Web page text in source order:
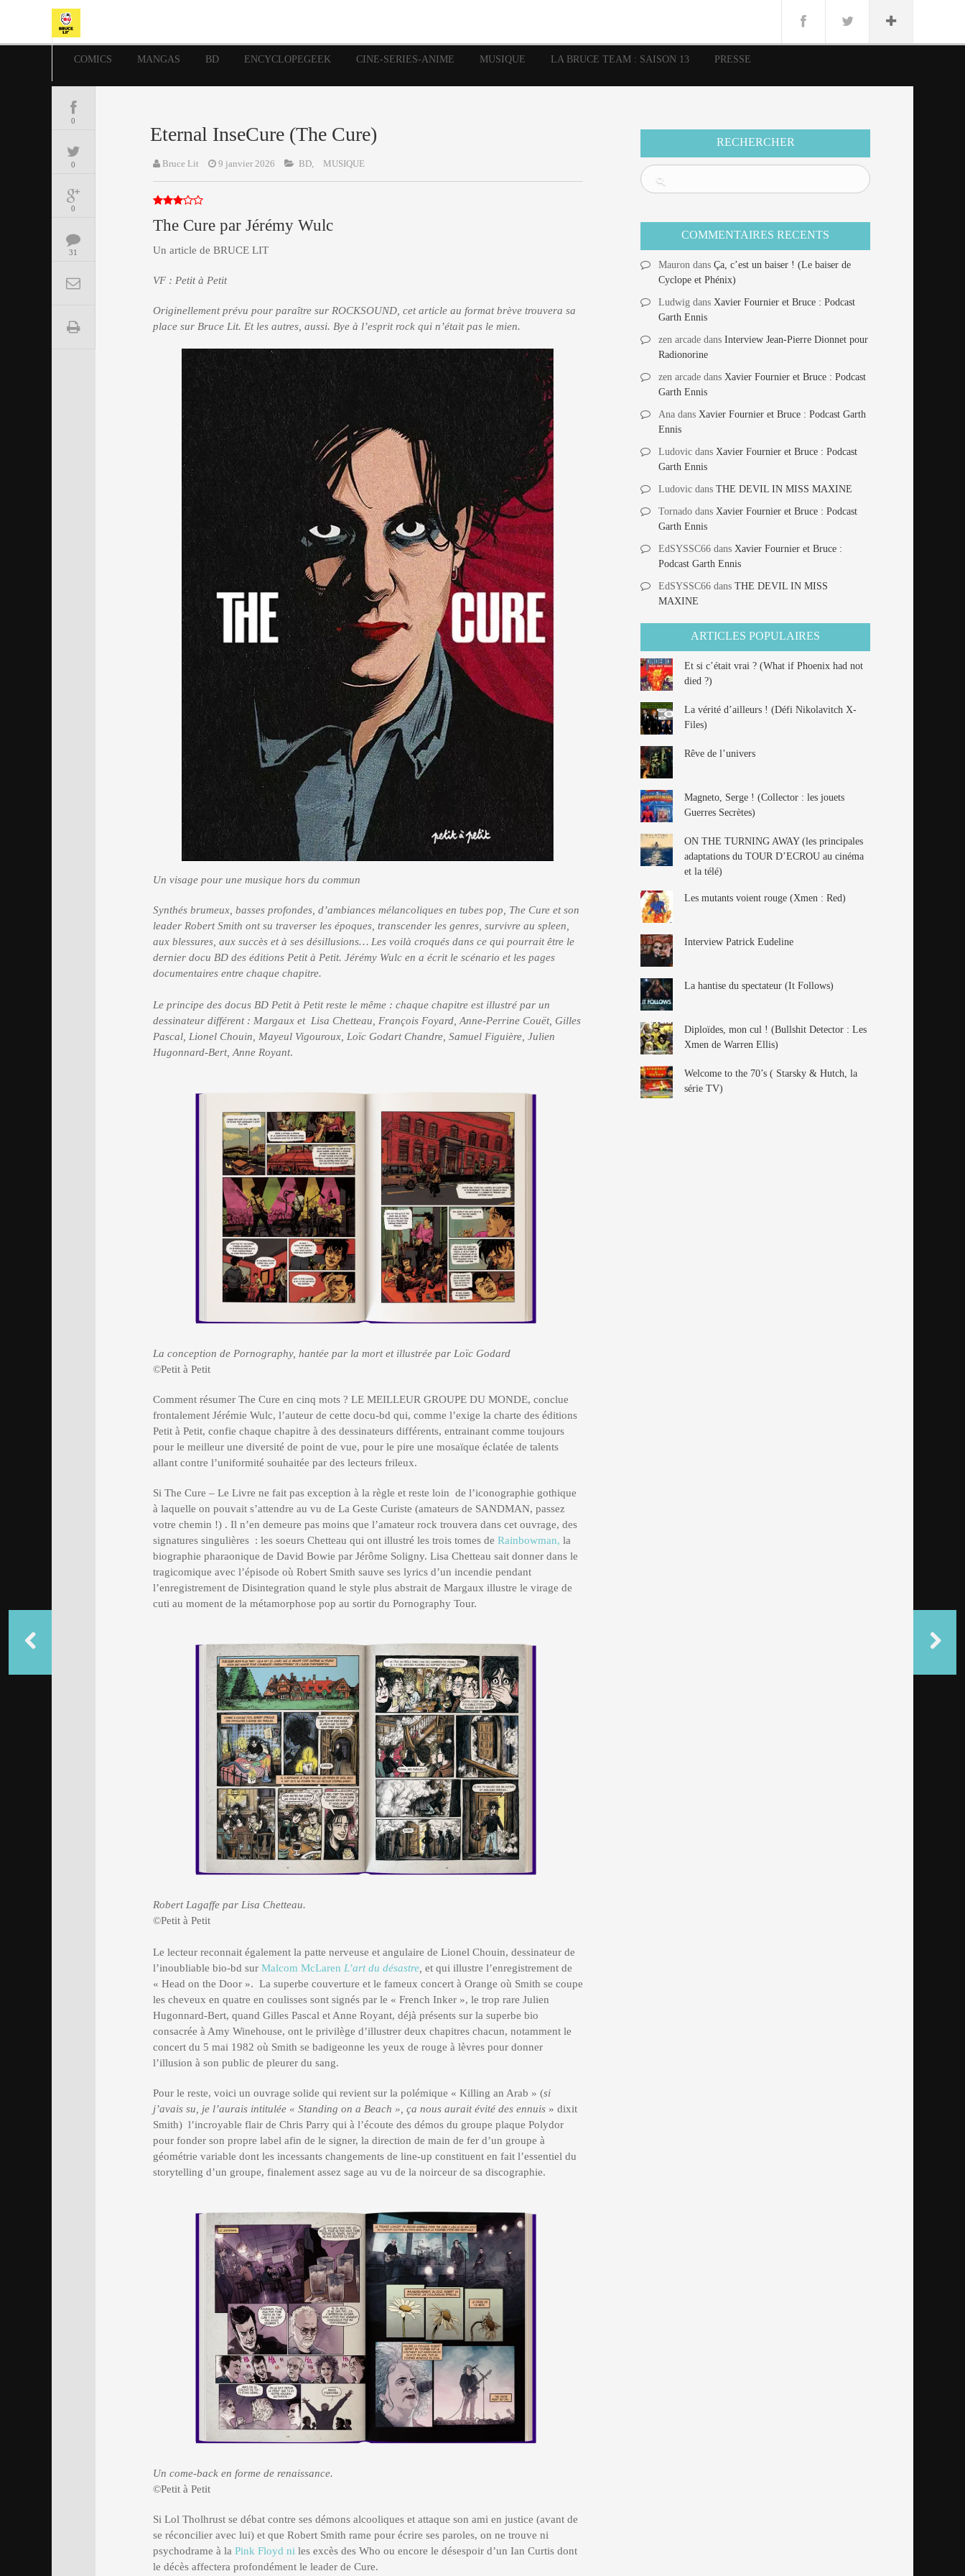
COMICS MANGAS BD ENCYCLOPEGEEK CINE-SERIES-ANIME MUSIQUE LA BRUCE TEAM : SAISON 13 PRESSE
0
0
0
31
Eternal InseCure (The Cure)
Bruce Lit 9 janvier 2026 BD, MUSIQUE
The Cure par Jérémy Wulc
Un article de BRUCE LIT
VF : Petit à Petit
Originellement prévu pour paraître sur ROCKSOUND, cet article au format brève trouvera sa
place sur Bruce Lit. Et les autres, aussi. Bye à l’esprit rock qui n’était pas le mien.
Un visage pour une musique hors du commun
Synthés brumeux, basses profondes, d’ambiances mélancoliques en tubes pop, The Cure et son
leader Robert Smith ont su traverser les époques, transcender les genres, survivre au spleen,
aux blessures, aux succès et à ses désillusions… Les voilà croqués dans ce qui pourrait être le
dernier docu BD des éditions Petit à Petit. Jérémy Wulc en a écrit le scénario et les pages
documentaires entre chaque chapitre.
Le principe des docus BD Petit à Petit reste le même : chaque chapitre est illustré par un
dessinateur différent : Margaux et Lisa Chetteau, François Foyard, Anne-Perrine Couët, Gilles
Pascal, Lionel Chouin, Mayeul Vigouroux, Loïc Godart Chandre, Samuel Figuière, Julien
Hugonnard-Bert, Anne Royant.
La conception de Pornography, hantée par la mort et illustrée par Loïc Godard
©Petit à Petit
Comment résumer The Cure en cinq mots ? LE MEILLEUR GROUPE DU MONDE, conclue
frontalement Jérémie Wulc, l’auteur de cette docu-bd qui, comme l’exige la charte des éditions
Petit à Petit, confie chaque chapitre à des dessinateurs différents, entrainant comme toujours
pour le meilleur une diversité de point de vue, pour le pire une mosaïque éclatée de talents
allant contre l’uniformité souhaitée par des lecteurs frileux.
Si The Cure – Le Livre ne fait pas exception à la règle et reste loin de l’iconographie gothique
à laquelle on pouvait s’attendre au vu de La Geste Curiste (amateurs de SANDMAN, passez
votre chemin !) . Il n’en demeure pas moins que l’amateur rock trouvera dans cet ouvrage, des
signatures singulières : les soeurs Chetteau qui ont illustré les trois tomes de Rainbowman, la
biographie pharaonique de David Bowie par Jérôme Soligny. Lisa Chetteau sait donner dans le
tragicomique avec l’épisode où Robert Smith sauve ses lyrics d’un incendie pendant
l’enregistrement de Disintegration quand le style plus abstrait de Margaux illustre le virage de
cuti au moment de la métamorphose pop au sortir du Pornography Tour.
Robert Lagaffe par Lisa Chetteau.
©Petit à Petit
Le lecteur reconnait également la patte nerveuse et angulaire de Lionel Chouin, dessinateur de
l’inoubliable bio-bd sur Malcom McLaren L’art du désastre, et qui illustre l’enregistrement de
« Head on the Door ». La superbe couverture et le fameux concert à Orange où Smith se coupe
les cheveux en quatre en coulisses sont signés par le « French Inker », le trop rare Julien
Hugonnard-Bert, quand Gilles Pascal et Anne Royant, déjà présents sur la superbe bio
consacrée à Amy Winehouse, ont le privilège d’illustrer deux chapitres chacun, notamment le
concert du 5 mai 1982 où Smith se badigeonne les yeux de rouge à lèvres pour donner
l’illusion à son public de pleurer du sang.
Pour le reste, voici un ouvrage solide qui revient sur la polémique « Killing an Arab » (si
j’avais su, je l’aurais intitulée « Standing on a Beach », ça nous aurait évité des ennuis » dixit
Smith) l’incroyable flair de Chris Parry qui à l’écoute des démos du groupe plaque Polydor
pour fonder son propre label afin de le signer, la direction de main de fer d’un groupe à
géométrie variable dont les incessants changements de line-up constituent en fait l’essentiel du
storytelling d’un groupe, finalement assez sage au vu de la noirceur de sa discographie.
Un come-back en forme de renaissance.
©Petit à Petit
Si Lol Tholhrust se débat contre ses démons alcooliques et attaque son ami en justice (avant de
se réconcilier avec lui) et que Robert Smith rame pour écrire ses paroles, on ne trouve ni
psychodrame à la Pink Floyd ni les excès des Who ou encore le désespoir d’un Ian Curtis dont
le décès affectera profondément le leader de Cure.
RECHERCHER
COMMENTAIRES RECENTS
Mauron dansÇa, c’est un baiser ! (Le baiser de
Cyclope et Phénix)
Ludwig dansXavier Fournier et Bruce : Podcast
Garth Ennis
zen arcade dansInterview Jean-Pierre Dionnet pour
Radionorine
zen arcade dansXavier Fournier et Bruce : Podcast
Garth Ennis
Ana dansXavier Fournier et Bruce : Podcast Garth
Ennis
Ludovic dansXavier Fournier et Bruce : Podcast
Garth Ennis
Ludovic dansTHE DEVIL IN MISS MAXINE
Tornado dansXavier Fournier et Bruce : Podcast
Garth Ennis
EdSYSSC66 dansXavier Fournier et Bruce :
Podcast Garth Ennis
EdSYSSC66 dansTHE DEVIL IN MISS
MAXINE
ARTICLES POPULAIRES
Et si c’était vrai ? (What if Phoenix had not
died ?)
La vérité d’ailleurs ! (Défi Nikolavitch X-
Files)
Rêve de l’univers
Magneto, Serge ! (Collector : les jouets
Guerres Secrètes)
ON THE TURNING AWAY (les principales
adaptations du TOUR D’ECROU au cinéma
et la télé)
Les mutants voient rouge (Xmen : Red)
Interview Patrick Eudeline
La hantise du spectateur (It Follows)
Diploïdes, mon cul ! (Bullshit Detector : Les
Xmen de Warren Ellis)
Welcome to the 70’s ( Starsky & Hutch, la
série TV)
Mangas Marvel Mattie boy Musique
Panini Présence
Punisher Rock Semic Special Guest Spidey Superman